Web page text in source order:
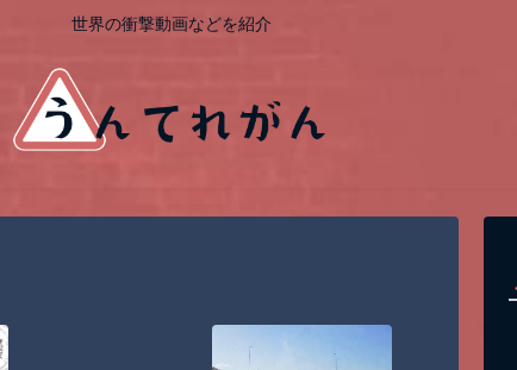
世界の衝撃動画などを紹介